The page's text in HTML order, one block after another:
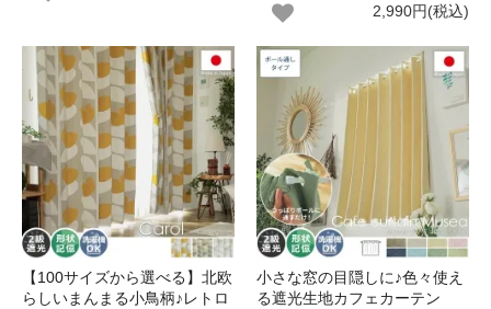
2,990円(税込)
【100サイズから選べる】北欧
らしいまんまる小鳥柄♪レトロ
小さな窓の目隠しに♪色々使え
る遮光生地カフェカーテン